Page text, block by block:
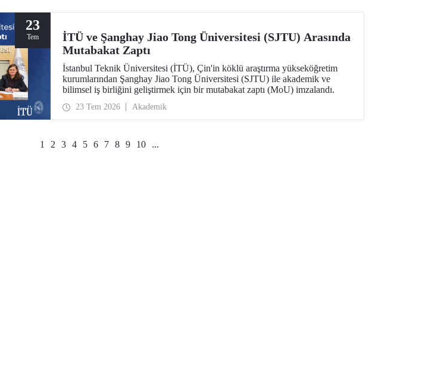
23
Tem
İTÜ ve Şanghay Jiao Tong Üniversitesi (SJTU) Arasında
Mutabakat Zaptı
İstanbul Teknik Üniversitesi (İTÜ), Çin'in köklü araştırma yükseköğretim
kurumlarından Şanghay Jiao Tong Üniversitesi (SJTU) ile akademik ve
bilimsel iş birliğini geliştirmek için bir mutabakat zaptı (MoU) imzalandı.
23 Tem 2026 Akademik
1 2 3 4 5 6 7 8 9 10 ...